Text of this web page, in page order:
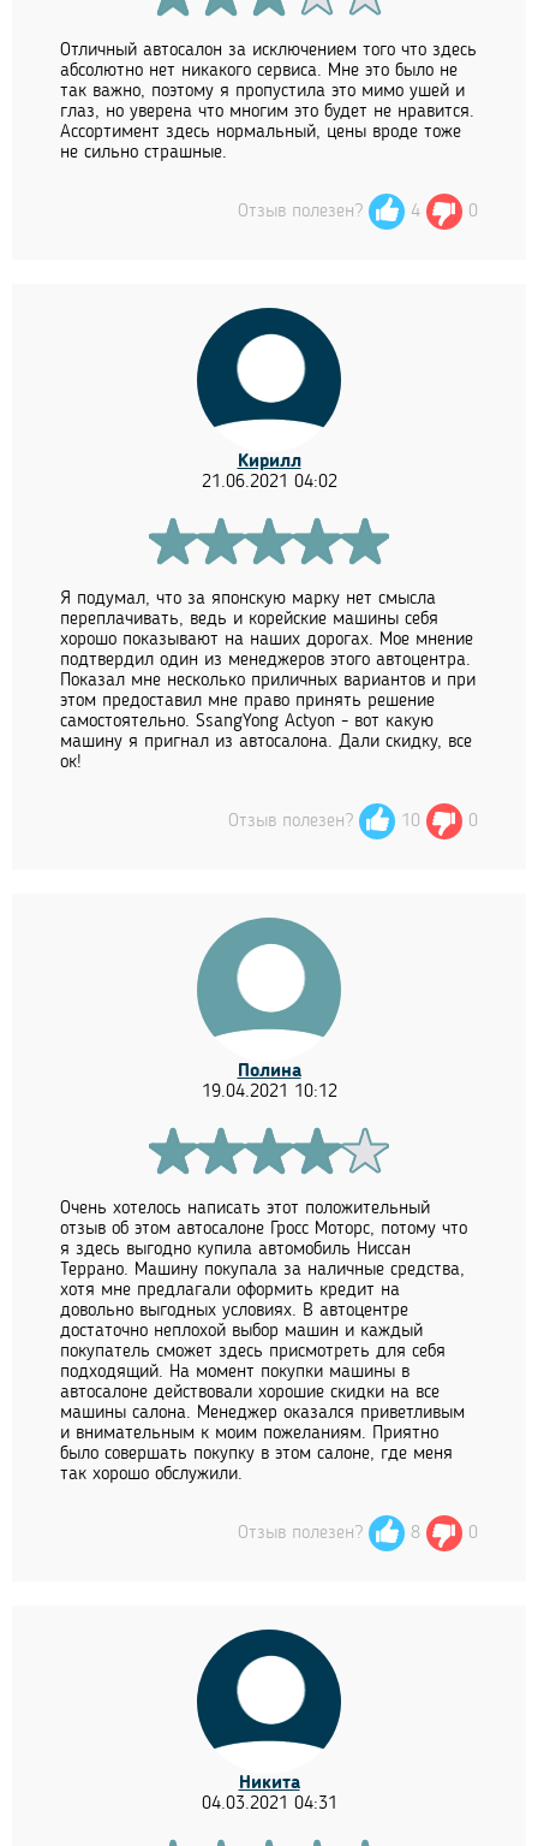
Отличный автосалон за исключением того что здесь
абсолютно нет никакого сервиса. Мне это было не
так важно, поэтому я пропустила это мимо ушей и
глаз, но уверена что многим это будет не нравится.
Ассортимент здесь нормальный, цены вроде тоже
не сильно страшные.
Отзыв полезен? 4 0
Кирилл
21.06.2021 04:02
Я подумал, что за японскую марку нет смысла
переплачивать, ведь и корейские машины себя
хорошо показывают на наших дорогах. Мое мнение
подтвердил один из менеджеров этого автоцентра.
Показал мне несколько приличных вариантов и при
этом предоставил мне право принять решение
самостоятельно. SsangYong Actyon - вот какую
машину я пригнал из автосалона. Дали скидку, все
ок!
Отзыв полезен? 10 0
Полина
19.04.2021 10:12
Очень хотелось написать этот положительный
отзыв об этом автосалоне Гросс Моторс, потому что
я здесь выгодно купила автомобиль Ниссан
Террано. Машину покупала за наличные средства,
хотя мне предлагали оформить кредит на
довольно выгодных условиях. В автоцентре
достаточно неплохой выбор машин и каждый
покупатель сможет здесь присмотреть для себя
подходящий. На момент покупки машины в
автосалоне действовали хорошие скидки на все
машины салона. Менеджер оказался приветливым
и внимательным к моим пожеланиям. Приятно
было совершать покупку в этом салоне, где меня
так хорошо обслужили.
Отзыв полезен? 8 0
Никита
04.03.2021 04:31